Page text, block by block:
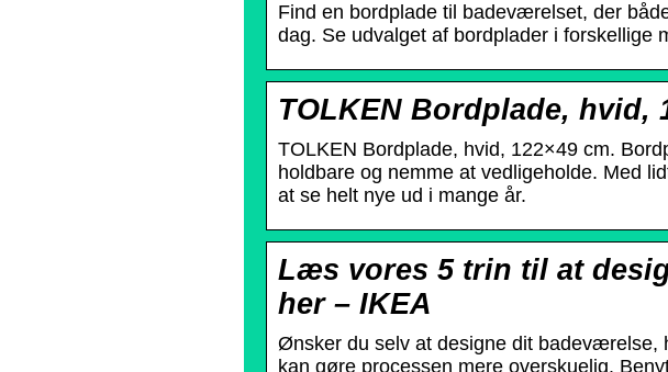
Find en bordplade til badeværelset, der
dag. Se udvalget af bordplader i forskellige
TOLKEN Bordplade, hvid,
TOLKEN Bordplade, hvid, 122×49 cm.
holdbare og nemme at vedligeholde. Med
at se helt nye ud i mange år.
Læs vores 5 trin til at
her – IKEA
Ønsker du selv at designe dit badeværelse,
kan gøre processen mere overskuelig.